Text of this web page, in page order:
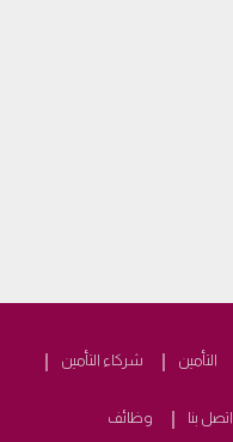
التأمين شركاء التأمين
اتصل بنا وظائف